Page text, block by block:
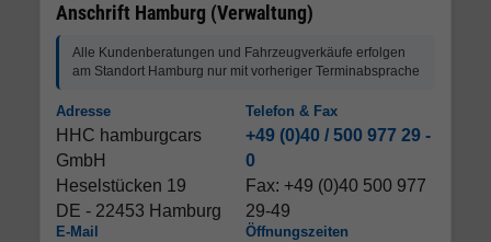
Anschrift Hamburg (Verwaltung)
Alle Kundenberatungen und Fahrzeugverkäufe erfolgen
am Standort Hamburg nur mit vorheriger Terminabsprache
Adresse
HHC hamburgcars
GmbH
Heselstücken 19
DE - 22453 Hamburg
Telefon & Fax
+49 (0)40 / 500 977 29 -
0
Fax: +49 (0)40 500 977
29-49
E-Mail Öffnungszeiten